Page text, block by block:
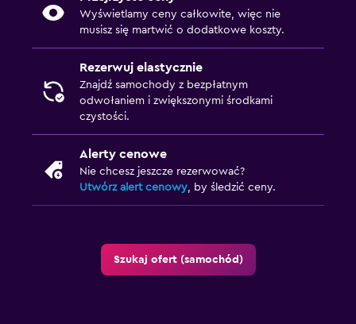
Wyświetlamy ceny całkowite, więc nie
musisz się martwić o dodatkowe koszty.
Rezerwuj elastycznie
Znajdź samochody z bezpłatnym
odwołaniem i zwiększonymi środkami
czystości.
Alerty cenowe
Nie chcesz jeszcze rezerwować?
Utwórz alert cenowy, by śledzić ceny.
Szukaj ofert (samochód)